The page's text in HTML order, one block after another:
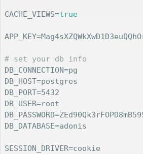
CACHE_VIEWS=true
# set your db info
DB_CONNECTION=pg
DB_HOST=postgres
DB_PORT=5432
DB_USER=root
DB_DATABASE=adonis
SESSION_DRIVER=cookie